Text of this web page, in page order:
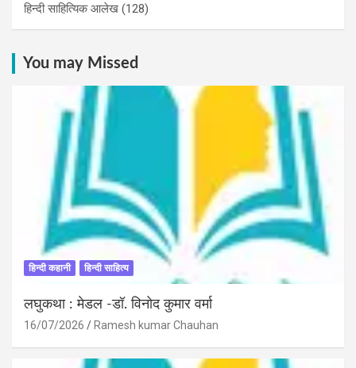
हिन्दी साहित्यिक आलेख (128)
You may Missed
हिन्दी कहानी हिन्दी साहित्य
लघुकथा : मेडल -डॉ. विनोद कुमार वर्मा
16/07/2026 Ramesh kumar Chauhan